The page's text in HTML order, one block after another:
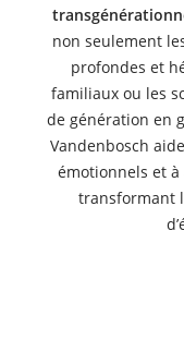
non seulement
profondes et
familiaux ou les
de génération en
Vandenbosch
émotionnels et
transformant